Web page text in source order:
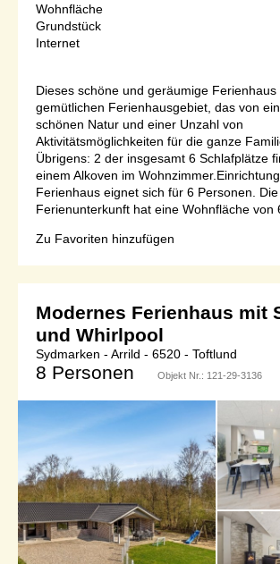
Wohnfläche
Grundstück
Internet
Dieses schöne und geräumige Ferienhaus
gemütlichen Ferienhausgebiet, das von
schönen Natur und einer Unzahl von
Aktivitätsmöglichkeiten für die ganze
Übrigens: 2 der insgesamt 6 Schlafplätze
einem Alkoven im
Ferienhaus eignet sich für 6 Personen. Die
Ferienunterkunft hat eine Wohnfläche von
Zu Favoriten hinzufügen
Modernes Ferienhaus mit
und Whirlpool
Sydmarken - Arrild - 6520 - Toftlund
8 Personen Objekt Nr.: 121-29-3136